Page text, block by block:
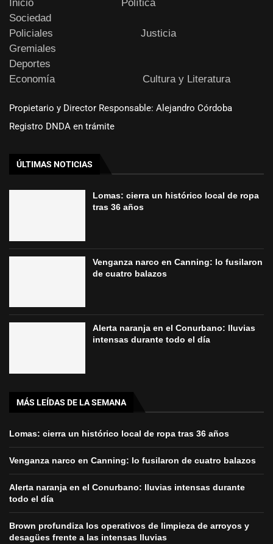
Inicio
Política
Sociedad
Policiales
Justicia
Gremiales
Deportes
Economía
Cultura y Literatura
Propietario y Director Responsable: Alejandro Córdoba
Registro DNDA en trámite
ÚLTIMAS NOTICIAS
Lomas: cierra un histórico local de ropa
tras 36 años
Venganza narco en Canning: lo fusilaron
de cuatro balazos
Alerta naranja en el Conurbano: lluvias
intensas durante todo el día
MÁS LEÍDAS DE LA SEMANA
Lomas: cierra un histórico local de ropa tras 36 años
Venganza narco en Canning: lo fusilaron de cuatro balazos
Alerta naranja en el Conurbano: lluvias intensas durante
todo el día
Brown profundiza los operativos de limpieza de arroyos y
desagües frente a las intensas lluvias